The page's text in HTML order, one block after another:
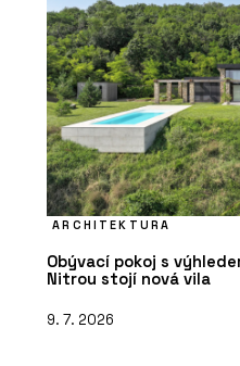
ARCHITEKTURA
Obývací pokoj s
Nitrou stojí nová vila
9. 7. 2026